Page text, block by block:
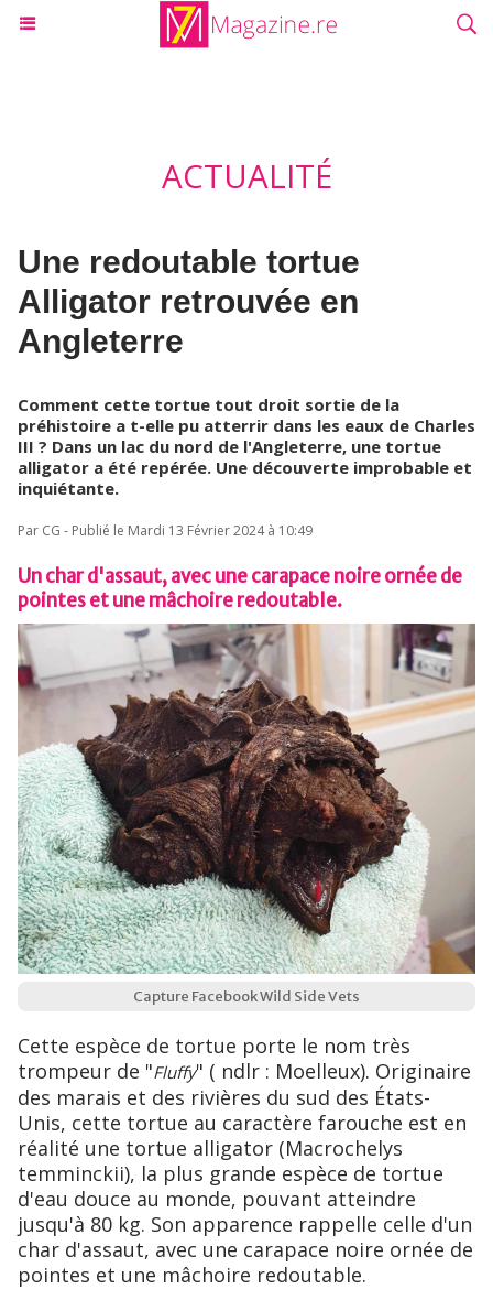
ACTUALITÉ
Une redoutable tortue
Alligator retrouvée en
Angleterre
Comment cette tortue tout droit sortie de la
préhistoire a t-elle pu atterrir dans les eaux de Charles
III ? Dans un lac du nord de l'Angleterre, une tortue
alligator a été repérée. Une découverte improbable et
inquiétante.
Par CG - Publié le Mardi 13 Février 2024 à 10:49
Un char d'assaut, avec une carapace noire ornée de
pointes et une mâchoire redoutable.
Capture Facebook Wild Side Vets
Cette espèce de tortue porte le nom très
trompeur de "Fluffy" ( ndlr : Moelleux). Originaire
des marais et des rivières du sud des États-
Unis, cette tortue au caractère farouche est en
réalité une tortue alligator (Macrochelys
temminckii), la plus grande espèce de tortue
d'eau douce au monde, pouvant atteindre
jusqu'à 80 kg. Son apparence rappelle celle d'un
char d'assaut, avec une carapace noire ornée de
pointes et une mâchoire redoutable.